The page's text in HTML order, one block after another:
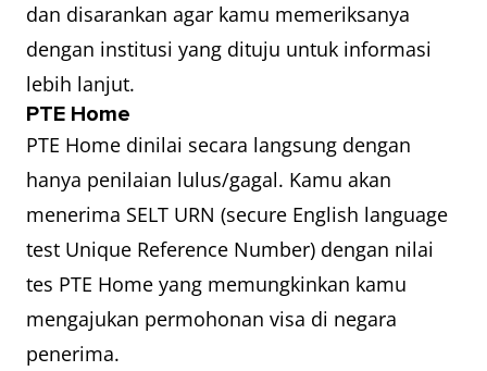
dan disarankan agar kamu memeriksanya
dengan institusi yang dituju untuk informasi
lebih lanjut.
PTE Home
PTE Home dinilai secara langsung dengan
hanya penilaian lulus/gagal. Kamu akan
menerima SELT URN (secure English language
test Unique Reference Number) dengan nilai
tes PTE Home yang memungkinkan kamu
mengajukan permohonan visa di negara
penerima.